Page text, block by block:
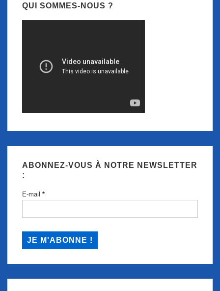
QUI SOMMES-NOUS ?
ABONNEZ-VOUS À NOTRE NEWSLETTER
:
E-mail *